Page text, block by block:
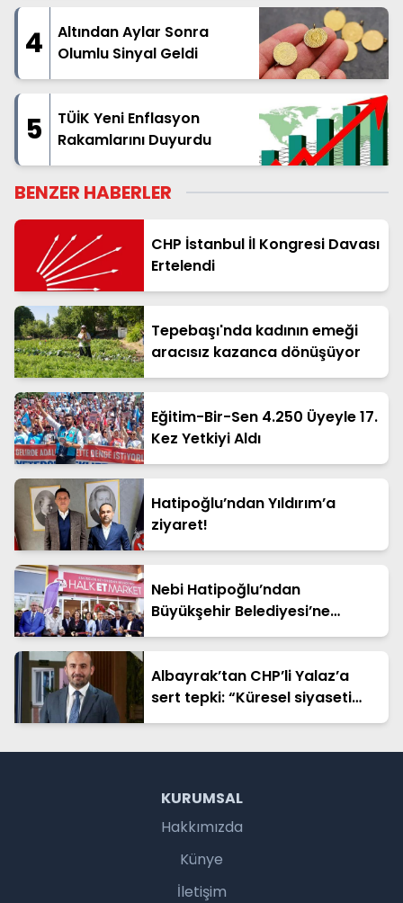
Başladı
4
Altından Aylar Sonra
Olumlu Sinyal Geldi
5
TÜİK Yeni Enflasyon
Rakamlarını Duyurdu
BENZER HABERLER
CHP İstanbul İl Kongresi Davası
Ertelendi
Tepebaşı'nda kadının emeği
aracısız kazanca dönüşüyor
Eğitim-Bir-Sen 4.250 Üyeyle 17.
Kez Yetkiyi Aldı
Hatipoğlu’ndan Yıldırım’a
ziyaret!
Nebi Hatipoğlu’ndan
Büyükşehir Belediyesi’ne
eleştiri
Albayrak’tan CHP’li Yalaz’a
sert tepki: “Küresel siyaseti
bırak, Eskişehir’e bak”
KURUMSAL
Hakkımızda
Künye
İletişim